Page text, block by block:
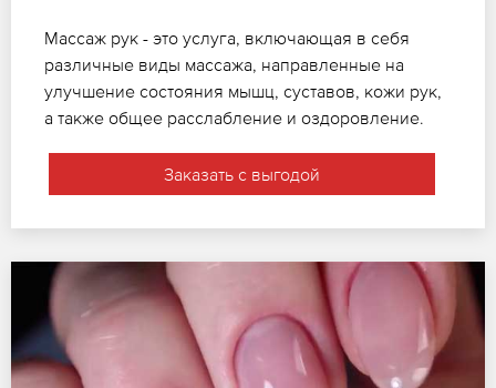
Массаж рук - это услуга, включающая в себя
различные виды массажа, направленные на
улучшение состояния мышц, суставов, кожи рук,
а также общее расслабление и оздоровление.
Заказать с выгодой